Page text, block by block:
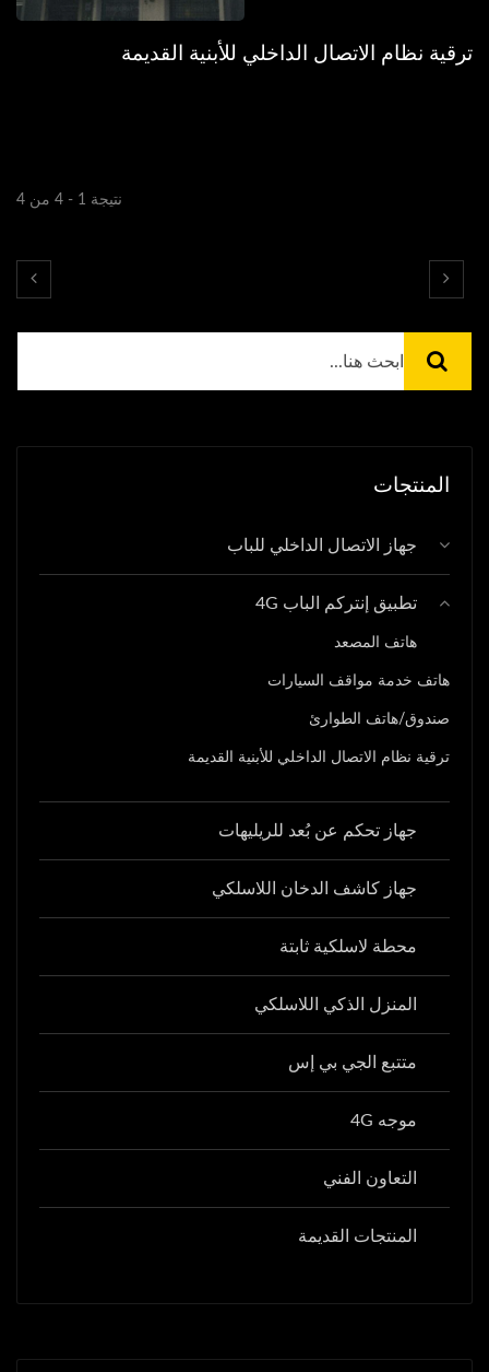
ترقية نظام الاتصال الداخلي للأبنية القديمة
نتيجة 1 - 4 من 4
المنتجات
جهاز الاتصال الداخلي للباب
تطبيق إنتركم الباب 4G
هاتف المصعد
هاتف خدمة مواقف السيارات
صندوق/هاتف الطوارئ
ترقية نظام الاتصال الداخلي للأبنية القديمة
جهاز تحكم عن بُعد للريليهات
جهاز كاشف الدخان اللاسلكي
محطة لاسلكية ثابتة
المنزل الذكي اللاسلكي
متتبع الجي بي إس
موجه 4G
التعاون الفني
المنتجات القديمة